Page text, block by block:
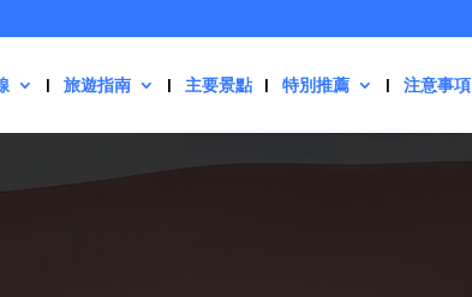
旅遊指南 主要景點 特別推薦 注意事項